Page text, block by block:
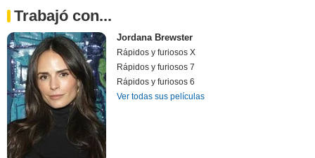
Trabajó con...
Jordana Brewster
Rápidos y furiosos X
Rápidos y furiosos 7
Rápidos y furiosos 6
Ver todas sus películas